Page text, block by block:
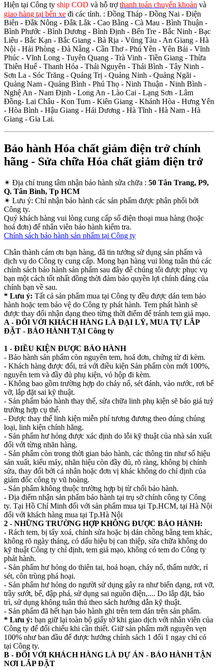
Hiện tại Công ty ship COD và hỗ trợthanh toán chuyển khoản và
giao hàng tại bến xe đi các tỉnh. : Đồng Tháp - Đồng Nai - Điện
Biên - Đắk Nông - Đắk Lắk - Cao Bằng - Cà Mau - Bình Thuận -
Bình Phước - Bình Dương - Bình Định - Bến Tre - Bắc Ninh - Bạc
Liêu - Bắc Kạn - Bắc Giang - Bà Rịa - Vũng Tàu - An Giang - Hà
Nội - Hải Phòng - Đà Nẵng - Cần Thơ - Phú Yên - Yên Bái - Vĩnh
Phúc - Vĩnh Long - Tuyên Quang - Trà Vinh - Tiền Giang - Thừa
Thiên Huế - Thanh Hóa - Thái Nguyên - Thái Bình - Tây Ninh -
Sơn La - Sóc Trăng - Quảng Trị - Quảng Ninh - Quảng Ngãi -
Quảng Nam - Quảng Bình - Phú Thọ - Ninh Thuận - Ninh Bình -
Nghệ An - Nam Định - Long An - Lào Cai - Lạng Sơn - Lâm
Đồng- Lai Châu - Kon Tum - Kiên Giang - Khánh Hòa - Hưng Yên
- Hòa Bình - Hậu Giang - Hải Dương - Hà Tĩnh - Hà Nam - Hà
Giang - Gia Lai.
Bảo hành Hóa chất giảm điện trở chính
hãng - Sửa chữa Hóa chất giảm điện trở
✴ Địa chỉ trung tâm nhận bảo hành sửa chữa : 50 Tân Trang, P9,
Q. Tân Bình, Tp HCM
✴ Lưu ý: Chỉ nhận bảo hành các sản phẩm được phân phối bởi
Công ty.
Quý khách hàng vui lòng cung cấp số điện thoại mua hàng (hoặc
hoá đơn) để nhân viên bảo hành kiểm tra.
Chính sách bảo hành sản phẩm tại Công ty
Chân thành cám ơn bạn hàng, đã tin tưởng sử dụng sản phẩm và
dịch vụ do Công ty cung cấp. Mong bạn hàng vui lòng tuân thủ các
chính sách bảo hành sản phẩm sau đây để chúng tôi được phục vụ
bạn một cách tốt nhất đồng thời đảm bảo quyền lợi chính đáng của
chính bạn về sau.
* Lưu ý: Tất cả sản phẩm mua tại Công ty đều được dán tem bảo
hành hoặc tem bảo vệ do Công ty phát hành. Tem phát hành sẽ
được thay đổi nhận dạng theo từng thời điểm để tránh tem giả mạo.
A - ĐỐI VỚI KHÁCH HÀNG LÀ ĐẠI LÝ, MUA TỰ LẮP
ĐẶT - BẢO HÀNH TẠI Công ty
1 - ĐIỀU KIỆN ĐƯỢC BẢO HÀNH
- Bảo hành sản phẩm còn nguyên tem, hoá đơn, chứng từ đi kèm.
- Khách hàng được đổi, trả với điều kiện Sản phẩm còn mới 100%,
nguyên tem và đầy đủ phụ kiện, vỏ hộp đi kèm.
- Không bao gồm trường hợp do cháy nổ, sét đánh, vào nước, rơi bể
vỡ, lắp đặt sai kỹ thuật.
- Sản phẩm bảo hành thay thế, sửa chữa linh phụ kiện sẽ báo giá tuỳ
trường hợp cụ thể.
- Được thay thế linh kiện miễn phí tương đương theo đúng chủng
loại, linh kiện chính hãng.
- Sản phẩm hư hỏng được xác định do lỗi kỹ thuật của nhà sản xuất
đối với từng nhãn hàng.
- Sản phẩm còn trong thời gian bảo hành, các thông tin như số hiệu
sản xuất, kiểu máy, nhãn hiệu còn đầy đủ, rõ ràng, không bị chỉnh
sửa, thay đổi bởi cá nhân hoặc đơn vị khác không do chỉ định của
giám đốc công ty vũ hoàng.
- Sản phẩm không thuộc trường hợp bị từ chối bảo hành.
- Địa điểm nhận sản phẩm bảo hành tại trụ sở chính công ty Công
ty. Tại Hồ Chí Minh đối với sản phẩm mua tại Tp.HCM, tại Hà Nội
đối với khách hàng mua tại Tp.Hà Nội
2 - NHỮNG TRƯỜNG HỢP KHÔNG ĐƯỢC BẢO HÀNH:
- Rách tem, bị tẩy xoá, chỉnh sửa hoặc bị dán chồng bằng tem khác,
không rõ ngày tháng, có dấu hiệu bị can thiệp, sửa chữa không do
kỹ thuật Công ty chỉ định, tem giả mạo, không có tem do Công ty
phát hành.
- Sản phẩm hư hỏng do thiên tai, hoả hoạn, cháy nổ, thấm nước, rỉ
sét, côn trùng phá hoại.
- Sản phẩm hư hỏng do người sử dụng gây ra như biến dạng, rơi vỡ,
trầy sướt, bể, đập phá, sử dụng sai nguồn điện,.... Do lắp đặt, bảo
trì, sử dụng không tuân thủ theo sách hướng dẫn kỹ thuật.
- Sản phẩm đã hết hạn bảo hành ghi trên tem dán trên sản phẩm.
* Lưu ý: bạn giữ lại toàn bộ giấy tờ khi giao dịch với nhân viên của
Công ty để đối chiếu khi cần thiết. Giữ sản phẩm mới nguyên vẹn
100% như ban đầu để được hưởng chính sách 1 đổi 1 ngay chỉ có
tại Công ty.
B - ĐỐI VỚI KHÁCH HÀNG LÀ DỰ ÁN - BẢO HÀNH TẬN
NƠI LẮP ĐẶT